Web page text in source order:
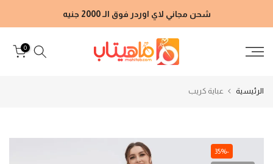
إلى
شحن مجاني لاي اوردر فوق الـ 2000 جنيه
0
الرئيسية عباية كريب
-35%